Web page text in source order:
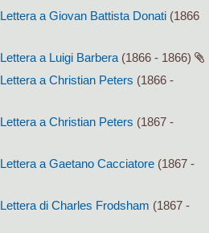
Lettera a Giovan Battista Donati (1866
Lettera a Luigi Barbera (1866 - 1866)
Lettera a Christian Peters (1866 -
Lettera a Christian Peters (1867 -
Lettera a Gaetano Cacciatore (1867 -
Lettera di Charles Frodsham (1867 -